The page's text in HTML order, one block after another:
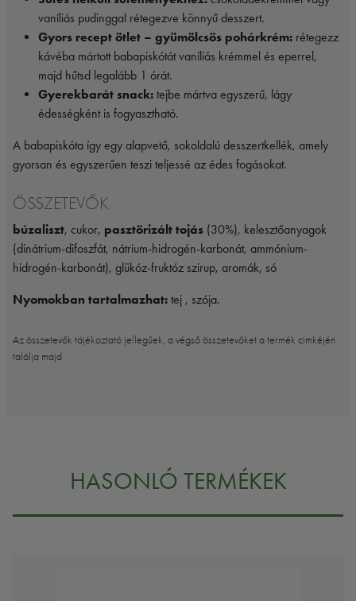
vaníliás pudinggal rétegezve könnyű desszert.
Gyors recept ötlet – gyümölcsös pohárkrém: rétegezz
kávéba mártott babapiskótát vaníliás krémmel és eperrel,
majd hűtsd legalább 1 órát.
Gyerekbarát snack: tejbe mártva egyszerű, lágy
édességként is fogyasztható.
A babapiskóta így egy alapvető, sokoldalú desszertkellék, amely
gyorsan és egyszerűen teszi teljessé az édes fogásokat.
ÖSSZETEVŐK
búzaliszt, cukor, pasztörizált tojás (30%), kelesztőanyagok
(dinátrium-difoszfát, nátrium-hidrogén-karbonát, ammónium-
hidrogén-karbonát), glükóz-fruktóz szirup, aromák, só
Nyomokban tartalmazhat: tej , szója.
Az összetevők tájékoztató jellegűek, a végső összetevőket a termék cimkéjén
találja majd
HASONLÓ TERMÉKEK